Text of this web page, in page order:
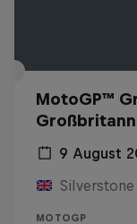
MotoGP™
9 August
MOTOGP